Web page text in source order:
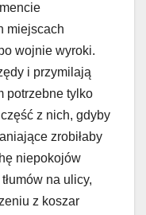
miejscach
wojnie wyroki.
i przymilają
potrzebne tylko
z nich, gdyby
zrobiłaby
niepokojów
na ulicy,
z koszar